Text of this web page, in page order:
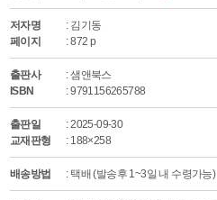
저자명
: 김기동
페이지
: 872 p
출판사
: 샘앤북스
ISBN
: 9791156265788
출판일
: 2025-09-30
교재판형
: 188×258
배송방법 : 택배 (발송후 1~3일 내 수령가능)